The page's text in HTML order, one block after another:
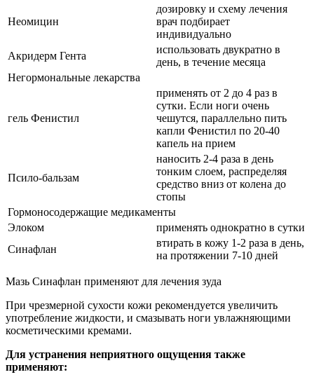
Неомицин
дозировку и схему лечения
врач подбирает
индивидуально
Акридерм Гента
использовать двукратно в
день, в течение месяца
Негормональные лекарства
гель Фенистил
применять от 2 до 4 раз в
сутки. Если ноги очень
чешутся, параллельно пить
капли Фенистил по 20-40
капель на прием
Псило-бальзам
наносить 2-4 раза в день
тонким слоем, распределяя
средство вниз от колена до
стопы
Гормоносодержащие медикаменты
Элоком
применять однократно в сутки
Синафлан
втирать в кожу 1-2 раза в день,
на протяжении 7-10 дней
Мазь Синафлан применяют для лечения зуда
При чрезмерной сухости кожи рекомендуется увеличить
употребление жидкости, и смазывать ноги увлажняющими
косметическими кремами.
Для устранения неприятного ощущения также
применяют: